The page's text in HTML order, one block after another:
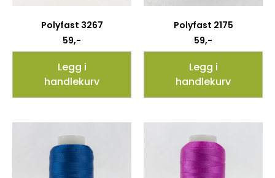
Polyfast 3267
59,-
Legg i
handlekurv
Polyfast 2175
59,-
Legg i
handlekurv